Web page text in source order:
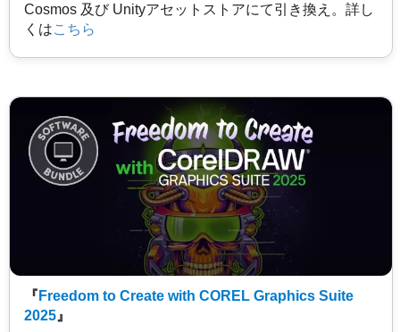
Cosmos 及び Unityアセットストアにて引き換え。詳し
くはこちら
『 Freedom to Create with COREL Graphics Suite
2025 』